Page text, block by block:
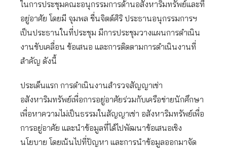
ในการประชุมคณะอนุกรรมการด้านอสังหาริมทรัพย์และที่
อยู่อาศัย โดยมี จุมพล ชื่นจิตต์ศิริ ประธานอนุกรรมการฯ
เป็นประธานในที่ประชุม มีการประชุมวางแผนการดำเนิน
งานขับเคลื่อน ข้อเสนอ และการติดตามการดำเนินงานที่
สำคัญ ดังนี้
ประเด็นแรก การดำเนินงานสำรวจสัญญาเช่า
อสังหาริมทรัพย์เพื่อการอยู่อาศัยร่วมกับเครือข่ายนักศึกษา
เพื่อหาความไม่เป็นธรรมในสัญญาเช่า อสังหาริมทรัพย์เพื่อ
การอยู่อาศัย และนำข้อมูลที่ได้ไปพัฒนาข้อเสนอเชิง
นโยบาย โดยเน้นไปที่ปัญหา และการนำข้อมูลออกมาจัด